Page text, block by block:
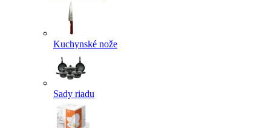
Kuchynské nože
Sady riadu